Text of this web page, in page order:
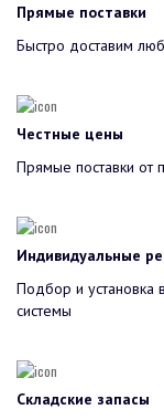
Прямые поставки
Быстро доставим
Честные цены
Прямые поставки от
Индивидуальные
Подбор и установка
системы
Складские запасы